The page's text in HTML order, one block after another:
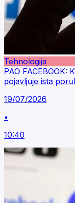
Tehnologija
PAO FACEBOOK:
pojavljuje ista
19/07/2026
•
10:40